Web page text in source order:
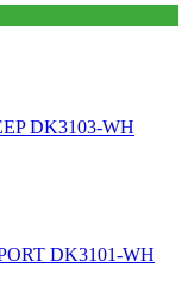
DK3103-WH